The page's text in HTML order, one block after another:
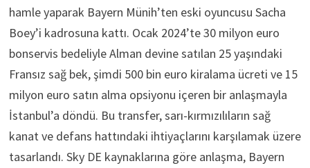
hamle yaparak Bayern Münih’ten eski oyuncusu Sacha
Boey’i kadrosuna kattı. Ocak 2024’te 30 milyon euro
bonservis bedeliyle Alman devine satılan 25 yaşındaki
Fransız sağ bek, şimdi 500 bin euro kiralama ücreti ve 15
milyon euro satın alma opsiyonu içeren bir anlaşmayla
İstanbul’a döndü. Bu transfer, sarı-kırmızılıların sağ
kanat ve defans hattındaki ihtiyaçlarını karşılamak üzere
tasarlandı. Sky DE kaynaklarına göre anlaşma, Bayern